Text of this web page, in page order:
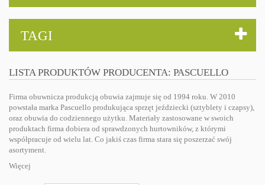
TAGI
LISTA PRODUKTÓW PRODUCENTA: PASCUELLO
Firma obuwnicza produkcją obuwia zajmuje się od 1994 roku. W 2010
powstała marka Pascuello produkująca sprzęt jeździecki (sztyblety i czapsy),
oraz obuwia do codziennego użytku. Materiały zastosowane w swoich
produktach firma dobiera od sprawdzonych hurtowników, z którymi
współpracuje od wielu lat. Co jakiś czas firma stara się poszerzać swój
asortyment.
Więcej